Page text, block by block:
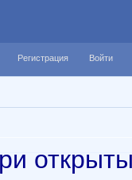
Регистрация Войти